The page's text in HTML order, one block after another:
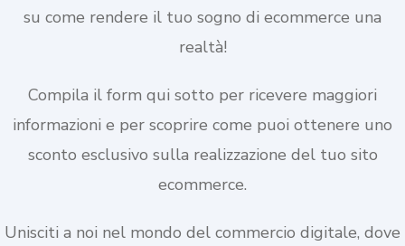
su come rendere il tuo sogno di ecommerce una
realtà!
Compila il form qui sotto per ricevere maggiori
informazioni e per scoprire come puoi ottenere uno
sconto esclusivo sulla realizzazione del tuo sito
ecommerce.
Unisciti a noi nel mondo del commercio digitale, dove